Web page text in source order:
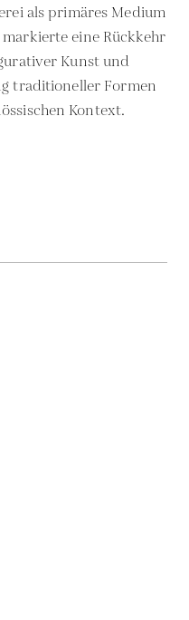
als primäres Medium
eine Rückkehr
Kunst und
traditioneller Formen
Kontext.